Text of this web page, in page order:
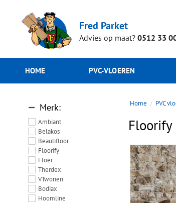
Fred Parket
Advies op maat? 0512 33
HOME PVC-VLOEREN
Merk
Ambiant
Belakos
Beautifloor
Floorify
Floer
Therdex
VTwonen
Bodiax
Hoomline
Home PVC
Floorify